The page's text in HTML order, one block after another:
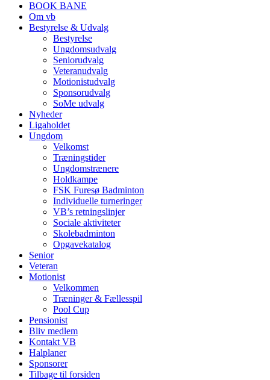
BOOK BANE
Om vb
Bestyrelse & Udvalg
Bestyrelse
Ungdomsudvalg
Seniorudvalg
Veteranudvalg
Motionistudvalg
Sponsorudvalg
SoMe udvalg
Nyheder
Ligaholdet
Ungdom
Velkomst
Træningstider
Ungdomstrænere
Holdkampe
FSK Furesø Badminton
Individuelle turneringer
VB’s retningslinjer
Sociale aktiviteter
Skolebadminton
Opgavekatalog
Senior
Veteran
Motionist
Velkommen
Træninger & Fællesspil
Pool Cup
Pensionist
Bliv medlem
Kontakt VB
Halplaner
Sponsorer
Tilbage til forsiden